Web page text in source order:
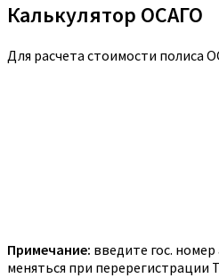
Калькулятор ОСАГО
Для расчета стоимости полиса
Примечание: введите гос.
меняться при перерегистрации